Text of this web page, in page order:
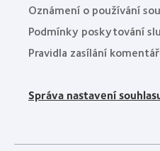
Oznámení o používání
Podmínky poskytování
Pravidla zasílání
Správa nastavení